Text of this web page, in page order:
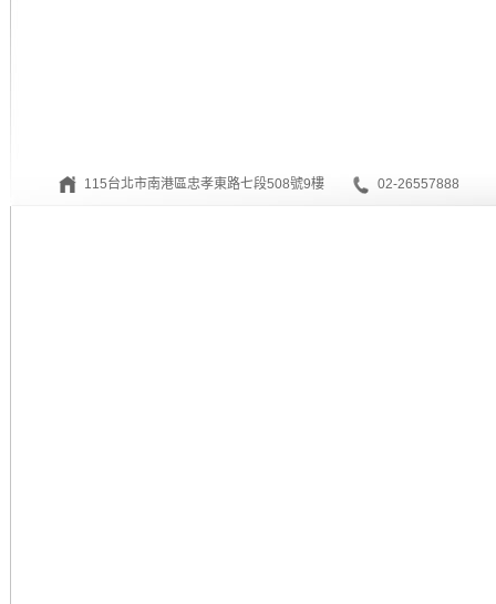
115台北市南港區忠孝東路七段508號9樓 02-26557888